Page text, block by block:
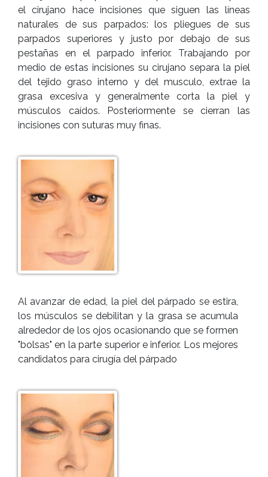
el cirujano hace incisiones que siguen las líneas
naturales de sus parpados: los pliegues de sus
parpados superiores y justo por debajo de sus
pestañas en el parpado inferior. Trabajando por
medio de estas incisiones su cirujano separa la piel
del tejido graso interno y del musculo, extrae la
grasa excesiva y generalmente corta la piel y
músculos caídos. Posteriormente se cierran las
incisiones con suturas muy finas.
Al avanzar de edad, la piel del párpado se estira,
los músculos se debilitan y la grasa se acumula
alrededor de los ojos ocasionando que se formen
"bolsas" en la parte superior e inferior. Los mejores
candidatos para cirugía del párpado